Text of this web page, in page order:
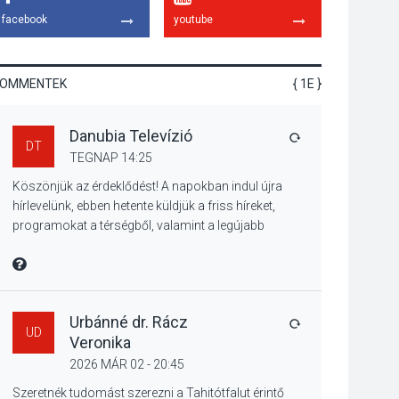
miért van rá
szükségünk? –
Különleges csillagles
lesz Tahitótfaluban a
hagyomány – kiállítás
nyitotta meg az idei
Irány Surány Fesztivált
KULTÚRA 2026 AUG 05
facebook youtube
{ 1E }
DT
Danubia Televízió
TEGNAP 14:25
Köszönjük az érdeklődést! A napokban indul újra
hírlevelünk, ebben hetente küldjük a friss híreket,
programokat a térségből, valamint a legújabb
Üdvözlettel: a Danubia Televízió csapata
MIRE MONDTA
UD
Urbánné dr. Rácz
Veronika
2026 MÁR 02 - 20:45
Szeretnék tudomást szerezni a Tahitótfalut érintő